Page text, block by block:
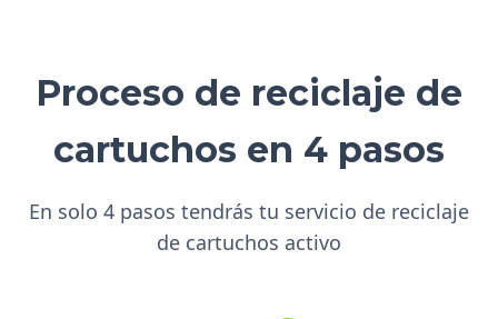
Proceso de reciclaje de
cartuchos en 4 pasos
En solo 4 pasos tendrás tu servicio de reciclaje
de cartuchos activo